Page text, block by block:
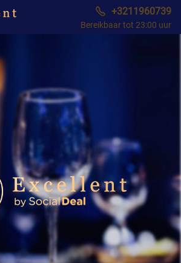
+3211960739
Bereikbaar tot 23:00 uur